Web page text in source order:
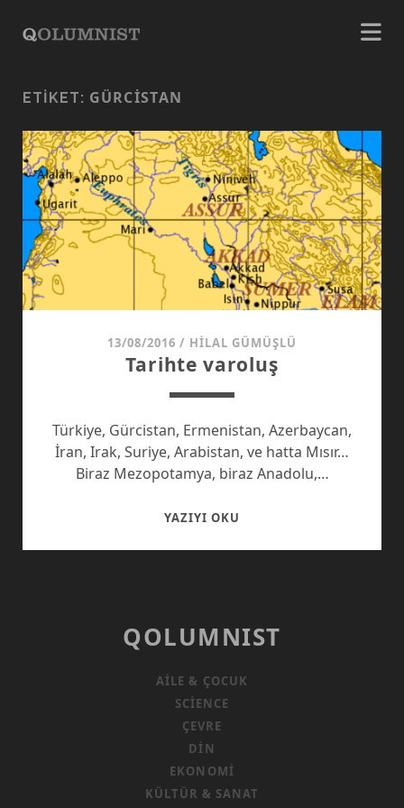
ETIKET: GÜRCISTAN
13/08/2016 / HILAL GÜMÜŞLÜ
Tarihte varoluş
Türkiye, Gürcistan, Ermenistan, Azerbaycan,
İran, Irak, Suriye, Arabistan, ve hatta Mısır…
Biraz Mezopotamya, biraz Anadolu,…
YAZIYI OKU
QOLUMNIST
AILE & ÇOCUK
SCIENCE
ÇEVRE
DIN
EKONOMI
KÜLTÜR & SANAT